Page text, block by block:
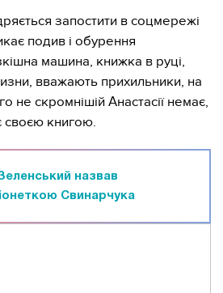
запостити в соцмережі
подив і обурення
машина, книжка в руці,
вважають прихильники, на
не скромнішій Анастасії немає,
своєю книгою.
назвав
Свинарчука